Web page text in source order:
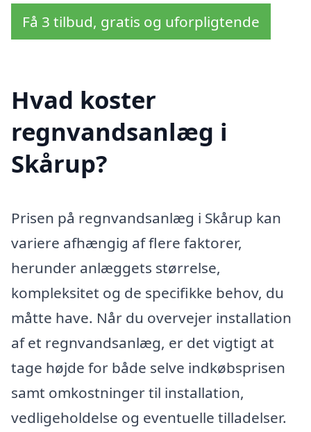
Få 3 tilbud, gratis og uforpligtende
Hvad koster
regnvandsanlæg i
Skårup?
Prisen på regnvandsanlæg i Skårup kan
variere afhængig af flere faktorer,
herunder anlæggets størrelse,
kompleksitet og de specifikke behov, du
måtte have. Når du overvejer installation
af et regnvandsanlæg, er det vigtigt at
tage højde for både selve indkøbsprisen
samt omkostninger til installation,
vedligeholdelse og eventuelle tilladelser.